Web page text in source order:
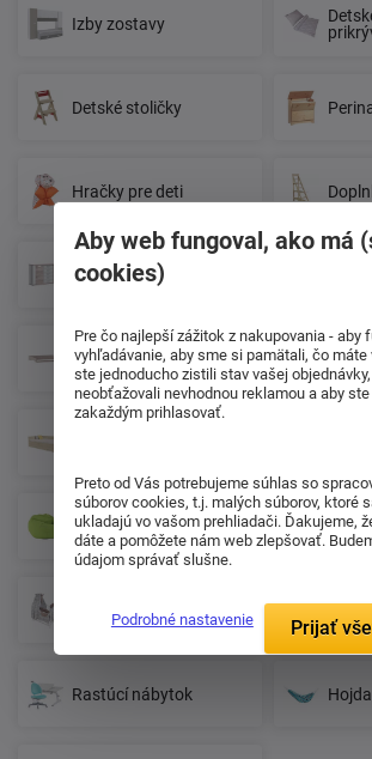
Izby zostavy
Detské stoličky
Hračky pre deti
Komody
Prebaľovacie pulty
Sedacie vaky Skrine
Súpravy do postieľok Stoly
Rastúcí nábytok
Aby web fungoval, ako má
cookies)
Pre čo najlepší zážitok z nakupovania - aby
vyhľadávanie, aby sme si pamätali, čo máte
ste jednoducho zistili stav vašej
neobťažovali nevhodnou reklamou a aby
zakaždým prihlasovať.
Preto od Vás potrebujeme súhlas so
súborov cookies, t.j. malých súborov, ktoré
ukladajú vo vašom prehliadači. Ďakujeme,
dáte a pomôžete nám web zlepšovať.
údajom správať slušne.
Podrobné nastavenie Prijať